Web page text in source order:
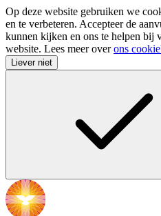
Op deze website gebruiken we
en te verbeteren. Accepteer de
kunnen kijken en ons te helpen bij
website. Lees meer overons
Liever niet